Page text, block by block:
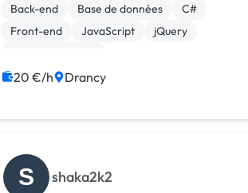
Back-end Base de données
C#
Front-end
JavaScript
jQuery
20 €/h Drancy
S shaka2k2